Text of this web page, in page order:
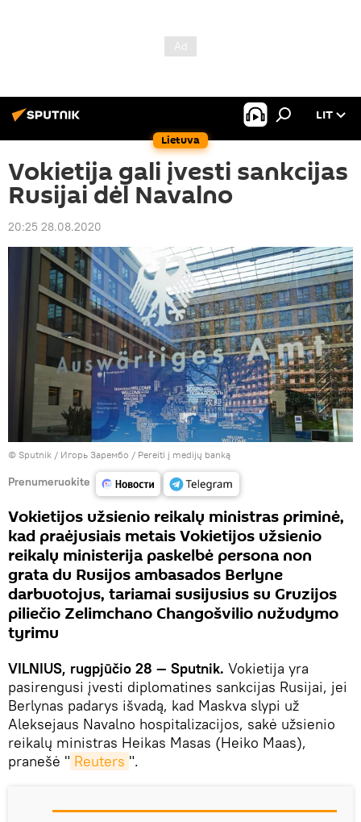
Lietuva
LIT
Vokietija gali įvesti sankcijas
Rusijai dėl Navalno
20:25 28.08.2020
© Sputnik / Игорь Зарембо / Pereiti į medijų banką
Prenumeruokite
Vokietijos užsienio reikalų ministras priminė,
kad praėjusiais metais Vokietijos užsienio
reikalų ministerija paskelbė persona non
grata du Rusijos ambasados Berlyne
darbuotojus, tariamai susijusius su Gruzijos
piliečio Zelimchano Changošvilio nužudymo
tyrimu
VILNIUS, rugpjūčio 28 — Sputnik. Vokietija yra
pasirengusi įvesti diplomatines sankcijas Rusijai, jei
Berlynas padarys išvadą, kad Maskva slypi už
Aleksejaus Navalno hospitalizacijos, sakė užsienio
reikalų ministras Heikas Masas (Heiko Maas),
pranešė " Reuters ".